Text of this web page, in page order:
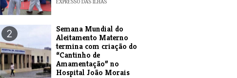
EXPRESSO DAS ILHAS
2
Semana Mundial do
Aleitamento Materno
termina com criação do
“Cantinho de
Amamentação” no
Hospital João Morais